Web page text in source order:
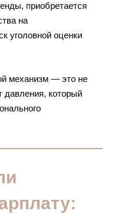
приобретается
на
уголовной оценки
механизм — это не
давления, который